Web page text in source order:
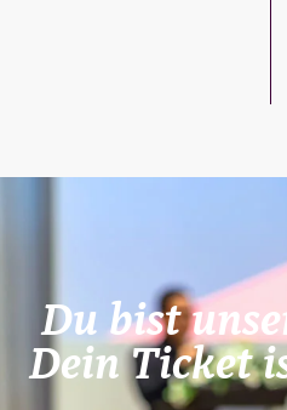
Du bist
Dein Ticket